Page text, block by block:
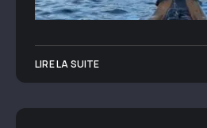
LIRE LA SUITE